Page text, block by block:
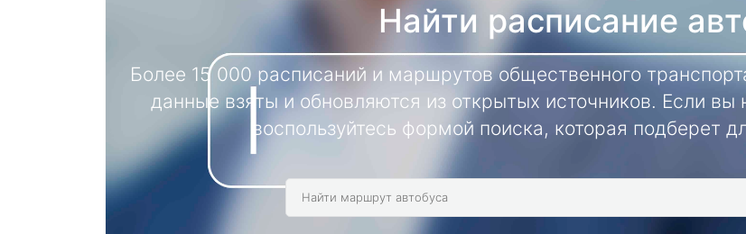
Найти расписание
Более 15 000 расписаний и маршрутов общественного
данные взяты и обновляются из открытых источников. Если
воспользуйтесь формой поиска, которая подберет